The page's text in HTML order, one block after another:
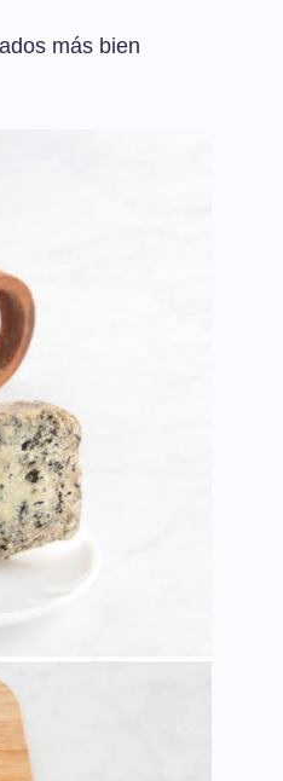
más bien